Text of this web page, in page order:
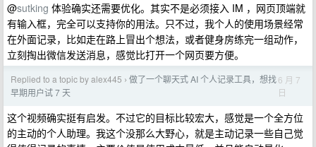
@sutking 体验确实还需要优化。其实不是必须接入 IM ，网页顶端就
有输入框，完全可以支持你的用法。只不过，我个人的使用场景经常
在外面记录，比如走在路上冒出个想法，或者健身房练完一组动作，
立刻掏出微信发送消息，感觉比打开一个网页要方便。
Replied to a topic by alex445 › 做了一个聊天式 AI 个人记录工具，想找
早期用户试 7 天
6 月 7
日
这个视频确实挺有启发。不过它的目标比较宏大，感觉是一个全方位
的主动的个人助理。我这个没那么大野心，就是主动记录一些自己觉